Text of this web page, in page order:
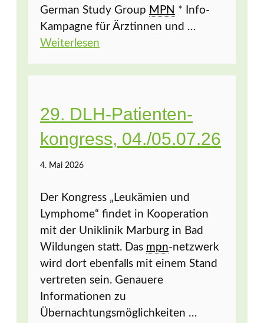
German Study Group MPN * Info-
Kampagne für Ärztinnen und …
Weiterlesen
29. DLH-Patienten­
kongress, 04./05.07.26
4. Mai 2026
Der Kongress „Leukämien und
Lymphome“ findet in Kooperation
mit der Uniklinik Marburg in Bad
Wildungen statt. Das mpn-netzwerk
wird dort ebenfalls mit einem Stand
vertreten sein. Genauere
Informationen zu
Übernachtungsmöglichkeiten …